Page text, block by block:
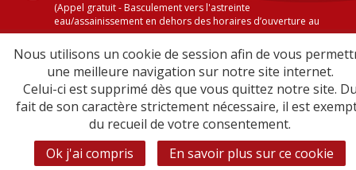
(Appel gratuit - Basculement vers l'astreinte
eau/assainissement en dehors des horaires d’ouverture au
public )
Crédits
Mentions légales
Plan du site
Sécurité informatique
Contact clientèle
Nous utilisons un cookie de session afin de vous
une meilleure navigation sur notre site internet.
Celui-ci est supprimé dès que vous quittez notre site.
fait de son caractère strictement nécessaire, il est
du recueil de votre consentement.
Ok j'ai compris
En savoir plus sur ce cookie